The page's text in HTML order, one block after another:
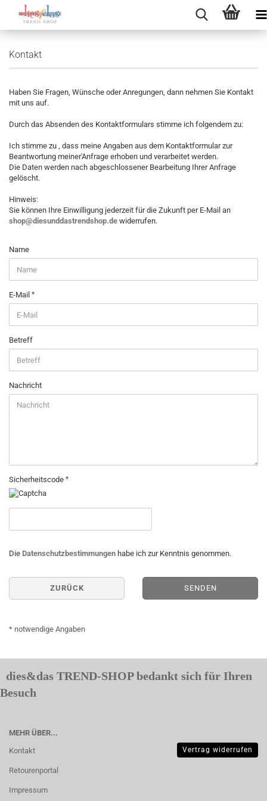
Kontakt
Haben Sie Fragen, Wünsche oder Anregungen, dann nehmen Sie Kontakt
mit uns auf.
Durch das Absenden des Kontaktformulars stimme ich folgendem zu:
Ich stimme zu , dass meine Angaben aus dem Kontaktformular zur
Beantwortung meiner'Anfrage erhoben und verarbeitet werden.
Die Daten werden nach abgeschlossener Bearbeitung Ihrer Anfrage
gelöscht.
Hinweis:
Sie können Ihre Einwilligung jederzeit für die Zukunft per E-Mail an
shop@diesunddastrendshop.de widerrufen.
Name
E-Mail
Betreff
Nachricht
Sicherheitscode
Die Datenschutzbestimmungen habe ich zur Kenntnis genommen.
ZURÜCK SENDEN
* notwendige Angaben
dies&das TREND-SHOP bedankt sich für Ihren
Besuch
MEHR ÜBER...
Kontakt
Retourenportal
Impressum
Vertrag widerrufen